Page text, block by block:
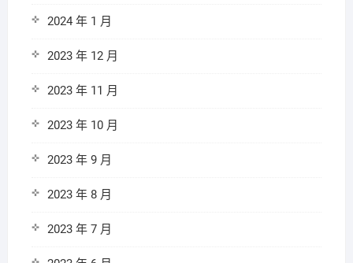
2024 年 1 月
2023 年 12 月
2023 年 11 月
2023 年 10 月
2023 年 9 月
2023 年 8 月
2023 年 7 月